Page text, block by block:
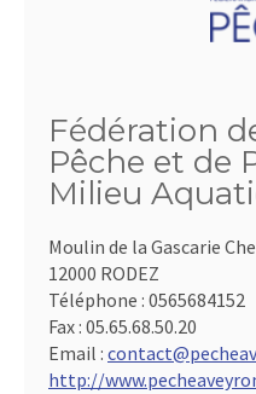
Fédération
Pêche et de
Milieu
Moulin de la Gascarie
12000 RODEZ
Téléphone : 0565684152
Fax : 05.65.68.50.20
Email :
http://